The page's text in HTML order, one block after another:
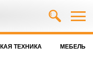
ТЕХНИКА МЕБЕЛЬ